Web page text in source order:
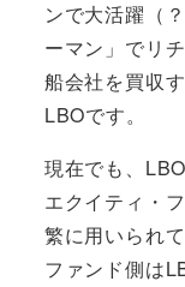
ンで大活躍（
ーマン」でリ
船会社を買収
LBOです。
現在でも、
エクイティ・
繁に用いられて
ファンド側は